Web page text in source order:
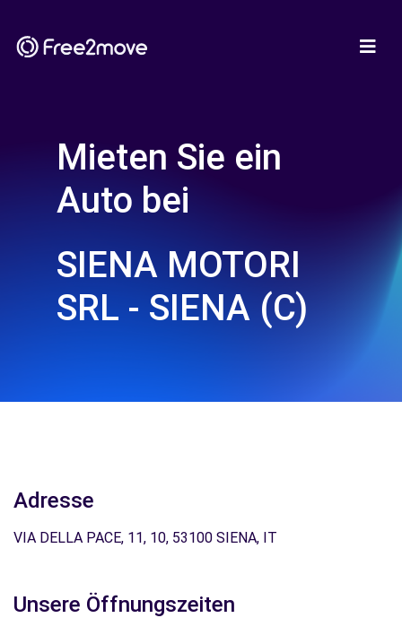
Mieten Sie ein
Auto bei
SIENA MOTORI
SRL - SIENA (C)
Adresse
VIA DELLA PACE, 11, 10, 53100 SIENA, IT
Unsere Öffnungszeiten